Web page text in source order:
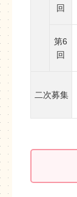
回
第6
回
二次募集